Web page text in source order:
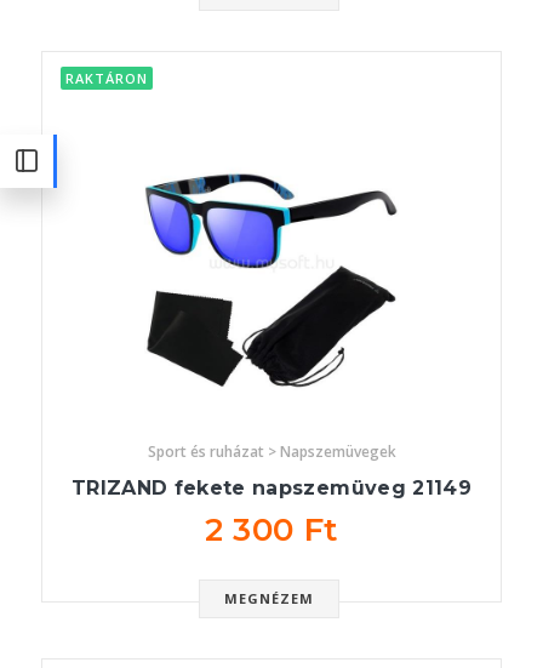
RAKTÁRON
Sport és ruházat > Napszemüvegek
TRIZAND fekete napszemüveg 21149
2 300 Ft
MEGNÉZEM